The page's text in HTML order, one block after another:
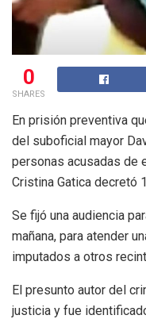
0
SHARES
En prisión preventiva
del suboficial mayor
personas acusadas de
Cristina Gatica decretó
Se fijó una audiencia
mañana, para atender
imputados a otros
El presunto autor del
justicia y fue